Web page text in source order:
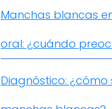
Manchas blancas
oral: ¿cuándo
Diagnóstico: